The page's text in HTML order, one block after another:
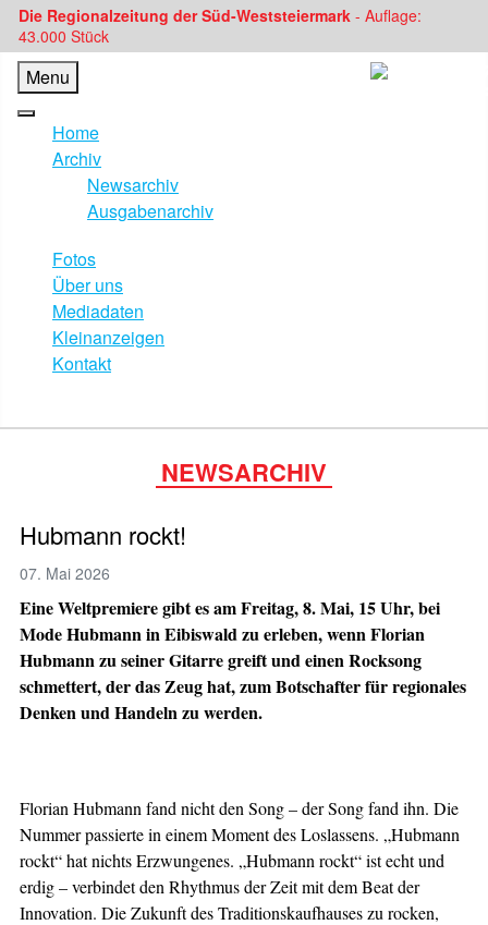
Die Regionalzeitung der Süd-Weststeiermark - Auflage:
43.000 Stück
Menu
Home
Archiv
Newsarchiv
Ausgabenarchiv
Fotos
Über uns
Mediadaten
Kleinanzeigen
Kontakt
NEWSARCHIV
Hubmann rockt!
07. Mai 2026
Eine Weltpremiere gibt es am Freitag, 8. Mai, 15 Uhr, bei
Mode Hubmann in Eibiswald zu erleben, wenn Florian
Hubmann zu seiner Gitarre greift und einen Rocksong
schmettert, der das Zeug hat, zum Botschafter für regionales
Denken und Handeln zu werden.
Florian Hubmann fand nicht den Song – der Song fand ihn. Die
Nummer passierte in einem Moment des Loslassens. „Hubmann
rockt“ hat nichts Erzwungenes. „Hubmann rockt“ ist echt und
erdig – verbindet den Rhythmus der Zeit mit dem Beat der
Innovation. Die Zukunft des Traditionskaufhauses zu rocken,